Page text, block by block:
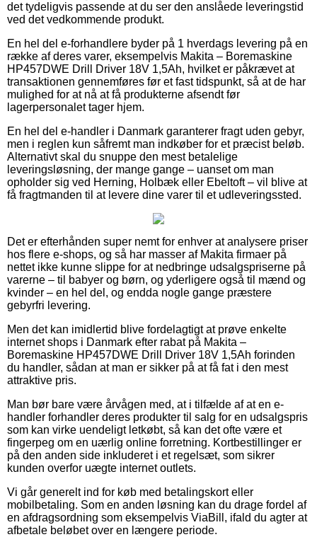
det tydeligvis passende at du ser den anslåede leveringstid
ved det vedkommende produkt.
En hel del e-forhandlere byder på 1 hverdags levering på en
række af deres varer, eksempelvis Makita – Boremaskine
HP457DWE Drill Driver 18V 1,5Ah, hvilket er påkrævet at
transaktionen gennemføres før et fast tidspunkt, så at de har
mulighed for at nå at få produkterne afsendt før
lagerpersonalet tager hjem.
En hel del e-handler i Danmark garanterer fragt uden gebyr,
men i reglen kun såfremt man indkøber for et præcist beløb.
Alternativt skal du snuppe den mest betalelige
leveringsløsning, der mange gange – uanset om man
opholder sig ved Herning, Holbæk eller Ebeltoft – vil blive at
få fragtmanden til at levere dine varer til et udleveringssted.
Det er efterhånden super nemt for enhver at analysere priser
hos flere e-shops, og så har masser af Makita firmaer på
nettet ikke kunne slippe for at nedbringe udsalgspriserne på
varerne – til babyer og børn, og yderligere også til mænd og
kvinder – en hel del, og endda nogle gange præstere
gebyrfri levering.
Men det kan imidlertid blive fordelagtigt at prøve enkelte
internet shops i Danmark efter rabat på Makita –
Boremaskine HP457DWE Drill Driver 18V 1,5Ah forinden
du handler, sådan at man er sikker på at få fat i den mest
attraktive pris.
Man bør bare være årvågen med, at i tilfælde af at en e-
handler forhandler deres produkter til salg for en udsalgspris
som kan virke uendeligt letkøbt, så kan det ofte være et
fingerpeg om en uærlig online forretning. Kortbestillinger er
på den anden side inkluderet i et regelsæt, som sikrer
kunden overfor uægte internet outlets.
Vi går generelt ind for køb med betalingskort eller
mobilbetaling. Som en anden løsning kan du drage fordel af
en afdragsordning som eksempelvis ViaBill, ifald du agter at
afbetale beløbet over en længere periode.